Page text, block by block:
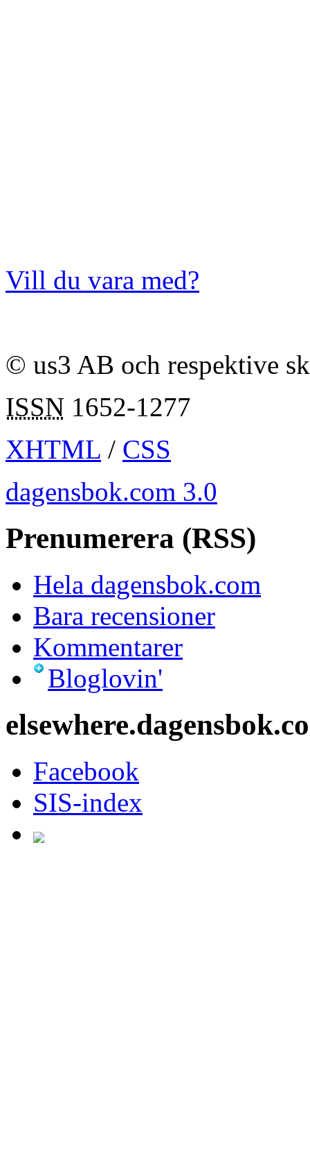
Vill du vara med?
© us3 AB och respektive
ISSN 1652-1277
XHTML / CSS
dagensbok.com 3.0
Prenumerera (RSS)
Hela dagensbok.com
Bara recensioner
Kommentarer
Bloglovin'
Facebook
SIS-index